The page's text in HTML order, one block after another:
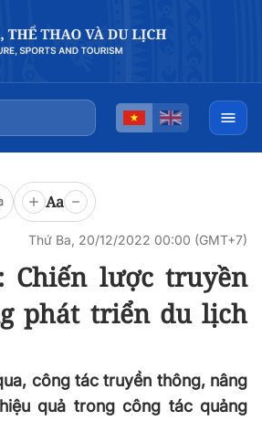
Aa
Thứ Ba, 20/12/2022 00:00 (GMT+7)
Chiến lược truyền
phát triển du lịch
công tác truyền thông, nâng
quả trong công tác quảng